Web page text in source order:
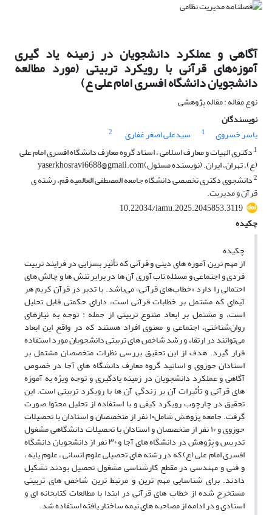
آگاهی و عملکرد دانشجویان در زمینه یاد گیری
آموزه‌های قرآنی با رویکرد تربیتی (مورد مطالعه
دانشجویان دانشگاه افسری امام علی ع)
نوع مقاله : مقاله پژوهشی
نویسندگان
یاسر خسروی
1 سیدعلی اصغر غفاری
2
1 دکتری الهیات و معارف اسلامی ، استاد گروه معارف دانشگاه افسری امام علی
(ع)، تهران، ایران. (نویسنده مسئول)yaserkhosravi6688@gmail.com
2دانشجوی دکتری تخصصی دانشگاه جامعه المصطفی العالمیه قم، رشته ی
قرآن و مدیریت.
10.22034/iamu.2025.2045853.3119
چکیده
چکیده
از مهم ترین آموزه های دینی و قرآنی که تأثیر بسزایی در فرایند تربیت
فردی و اجتماعی و مسئله تاب آوری آن ها در برابر تنش ها و چالش های
احتمالی را دارد «خطاب‌های قرآنی» می‌باشد. با تدبر در قرآن کریم هر
آیه‌ای که مشتمل بر خطابات قرآنی است، دارای حکمتی قابل تحلیل
است، و مشتمل بر ابعاد متنوع تربیتی از جمله : توجه به نیازهای
روان‌شناختی، اجتماعی و معنوی افراد هستند که در واقع این ابعاد
می‌توانند در ارتقاء و رشد شاخص های تربیتی دانشجویان مورد استفاده
قرار گیرد. هدف از این تحقیق بررسی نظرات متخصصان مشتمل بر
استادان حوزوی و اساتید گروه معارف دانشگاه های آجا در خصوص
آگاهی و عملکرد دانشجویان در زمینه یادگیری و توجه ویژه به آموزه
های قرآنی و تأثیرات آن بر زندگی آن ها با رویکرد تربیتی است. این
تحقیق در چارچوب رویکرد کیفی و با استفاده از تحلیل محتوا صورت
گرفت. جامعه پژوهش شامل۱۰ نفر از متخصصان و استادان با تحصیلات
حوزوی و ۱۰ نفر از متخصصان و استادان با تحصیلات دانشگاهی مشغول
تدریس و پژوهش در دانشگاه های آجا و ۳۰ نفر از دانشجویان دانشگاه
افسری امام علی (ع) که در رشته های تحصیلی علوم انسانی ، علوم پایه ،
و فنی و مهندسی در مقطع کارشناسی مشغول تحصیل بودند تشکیل
دادند. برای شناسایی مهم ترین و مرتبط ترین شاخص های تربیتی
مستخرج شده از خطاب های قرآنی در ابتدا با مطالعات کتابخانه ای و
اسنادی و در ادامه از مصاحبه های نیمه ساختار یافته استفاده شد.